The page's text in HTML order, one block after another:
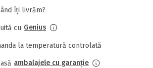
îți livrăm?
cu Genius
la temperatură controlată
ambalajele cu garanție